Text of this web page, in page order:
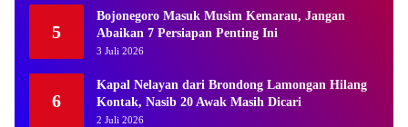
5
Bojonegoro Masuk Musim Kemarau, Jangan
Abaikan 7 Persiapan Penting Ini
3 Juli 2026
6
Kapal Nelayan dari Brondong Lamongan Hilang
Kontak, Nasib 20 Awak Masih Dicari
2 Juli 2026